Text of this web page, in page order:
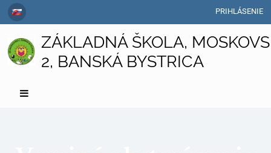
PRIHLÁSENIE
ZÁKLADNÁ ŠKOLA,
2, BANSKÁ BYSTRICA